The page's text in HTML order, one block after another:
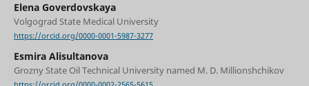
Elena Goverdovskaya
Volgograd State Medical University
https://orcid.org/0000-0001-5987-3277
Esmira Alisultanova
Grozny State Oil Technical University named M. D. Millionshchikov